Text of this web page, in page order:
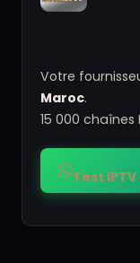
Votre
Maroc.
15 000 chaînes
Test